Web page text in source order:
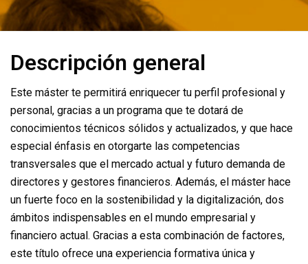
Descripción general
Este máster te permitirá enriquecer tu perfil profesional y
personal, gracias a un programa que te dotará de
conocimientos técnicos sólidos y actualizados, y que hace
especial énfasis en otorgarte las competencias
transversales que el mercado actual y futuro demanda de
directores y gestores financieros. Además, el máster hace
un fuerte foco en la sostenibilidad y la digitalización, dos
ámbitos indispensables en el mundo empresarial y
financiero actual. Gracias a esta combinación de factores,
este título ofrece una experiencia formativa única y